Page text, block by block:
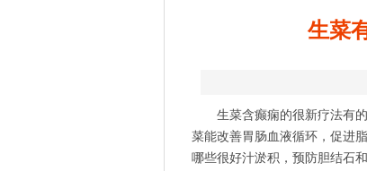
生菜
生菜含癫痫的很新疗法有
菜能改善胃肠血液循环，促进
哪些很好汁淤积，预防胆结石